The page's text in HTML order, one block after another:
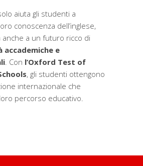
aiuta gli studenti a
conoscenza dell’inglese,
anche a un futuro ricco di
e
. Con l’Oxford Test of
, gli studenti ottengono
internazionale che
percorso educativo.